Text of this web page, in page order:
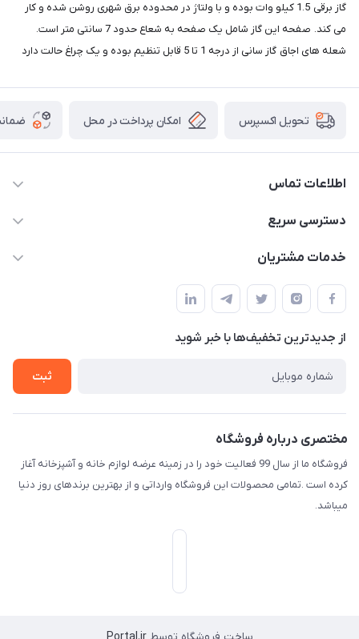
گاز برقی 1.5 کیلو وات بوده و با ولتاژ در محدوده برق شهری روشن شده و کار
می کند. صفحه این گاز شامل یک صفحه به شعاع حدود 7 سانتی متر است.
شعله های اجاق گاز سانی از درجه 1 تا 5 قابل تنظیم بوده و یک چراغ حالت دارد
تحویل اکسپرس امکان پرداخت در محل
اطلاعات تماس
09165044753
دسترسی سریع
حساب کاربری
لیست محصولات
درباره ما
خدمات مشتریان
قوانین و مقررات
حریم خصوصی
راهنما
از جدید‌ترین تخفیف‌ها با‌ خبر شوید
ثبت
مختصری درباره فروشگاه
فروشگاه ما از سال 99 فعالیت خود را در زمینه عرضه لوازم خانه و آشپزخانه آغاز
کرده است .تمامی محصولات این فروشگاه وارداتی و از بهترین برندهای روز دنیا
میباشد.